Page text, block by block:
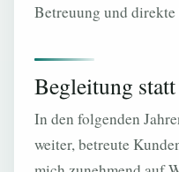
Betreuung und
Begleitung
In den folgenden
weiter, betreute